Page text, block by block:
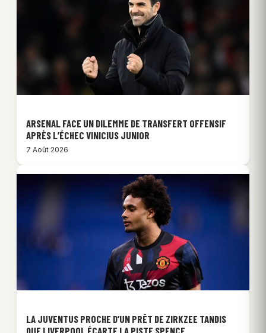
ARSENAL FACE UN DILEMME DE TRANSFERT OFFENSIF
APRÈS L’ÉCHEC VINICIUS JUNIOR
7 Août 2026
LA JUVENTUS PROCHE D’UN PRÊT DE ZIRKZEE TANDIS